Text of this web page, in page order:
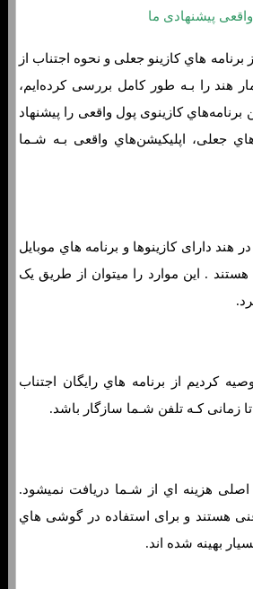
پیشنهادی ما
برنامه هاي‌ کازینو جعلی و نحوه اجتناب از
هند را بـه طور کامل بررسی کرده‌ایم،
برنامه‌هاي‌ کازینوی پول واقعی را پیشنهاد
جعلی، اپلیکیشن‌هاي‌ واقعی بـه شـما
در هند دارای کازینوها و برنامه هاي‌ موبایل
. این موارد را میتوان از طریق یک
کردیم از برنامه هاي‌ رایگان اجتناب
زمانی کـه تلفن شـما سازگار باشد.
اصلی هزینه اي از شـما دریافت نمیشود.
غنی هستند و برای استفاده در گوشی هاي‌
بهینه شده اند.